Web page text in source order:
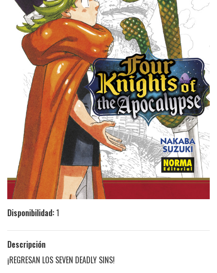
Disponibilidad:1
Descripción
¡REGRESAN LOS SEVEN DEADLY SINS!